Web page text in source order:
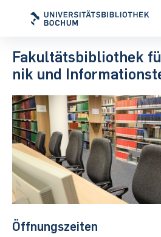
Fa­kul­täts­bi­blio­thek
nik und
Öffnungszeiten